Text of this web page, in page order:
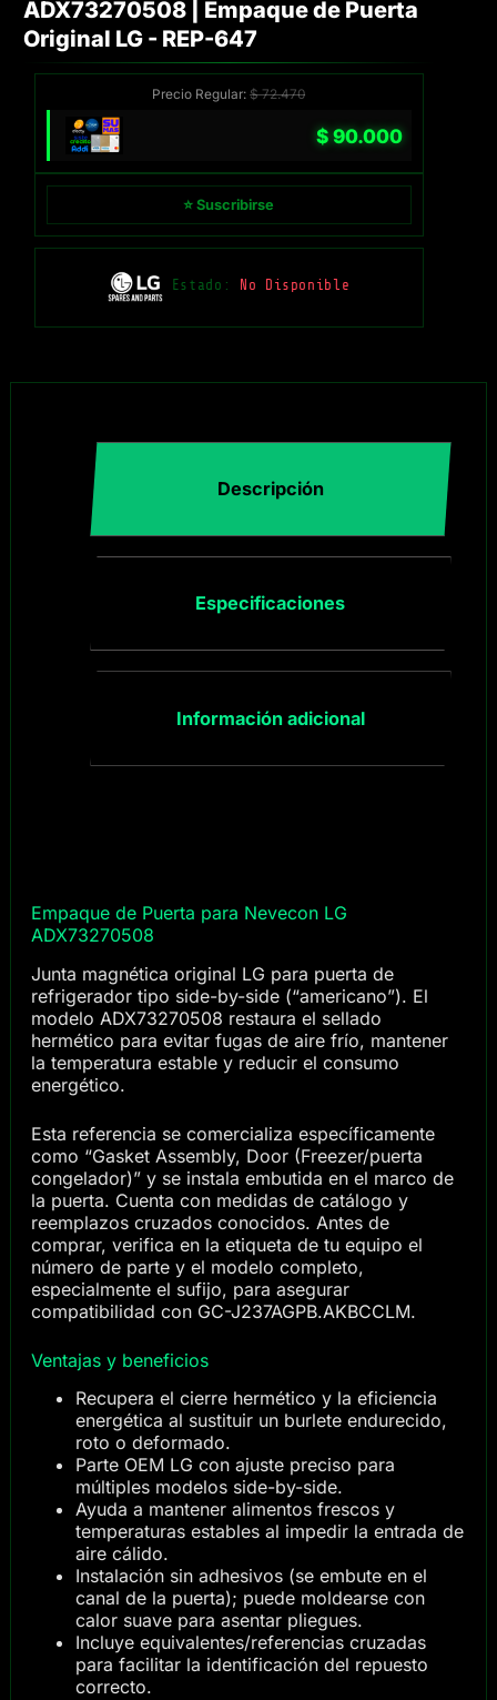
ADX73270508 | Empaque de Puerta
Original LG - REP-647
Precio Regular:$72.470
$90.000
⭐ Suscribirse
Estado: No Disponible
Descripción
Especificaciones
Información adicional
Empaque de Puerta para Nevecon LG
ADX73270508
Junta magnética original LG para puerta de
refrigerador tipo side-by-side (“americano”). El
modelo ADX73270508 restaura el sellado
hermético para evitar fugas de aire frío, mantener
la temperatura estable y reducir el consumo
energético.
Esta referencia se comercializa específicamente
como “Gasket Assembly, Door (Freezer/puerta
congelador)” y se instala embutida en el marco de
la puerta. Cuenta con medidas de catálogo y
reemplazos cruzados conocidos. Antes de
comprar, verifica en la etiqueta de tu equipo el
número de parte y el modelo completo,
especialmente el sufijo, para asegurar
compatibilidad con GC-J237AGPB.AKBCCLM.
Ventajas y beneficios
Recupera el cierre hermético y la eficiencia
energética al sustituir un burlete endurecido,
roto o deformado.
Parte OEM LG con ajuste preciso para
múltiples modelos side-by-side.
Ayuda a mantener alimentos frescos y
temperaturas estables al impedir la entrada de
aire cálido.
Instalación sin adhesivos (se embute en el
canal de la puerta); puede moldearse con
calor suave para asentar pliegues.
Incluye equivalentes/referencias cruzadas
para facilitar la identificación del repuesto
correcto.